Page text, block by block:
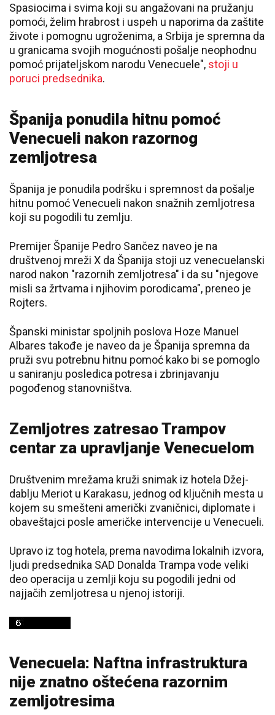
Spasiocima i svima koji su angažovani na pružanju
pomoći, želim hrabrost i uspeh u naporima da zaštite
živote i pomognu ugroženima, a Srbija je spremna da
u granicama svojih mogućnosti pošalje neophodnu
pomoć prijateljskom narodu Venecuele", stoji u
poruci predsednika.
Španija ponudila hitnu pomoć
Venecueli nakon razornog
zemljotresa
Španija je ponudila podršku i spremnost da pošalje
hitnu pomoć Venecueli nakon snažnih zemljotresa
koji su pogodili tu zemlju.
Premijer Španije Pedro Sančez naveo je na
društvenoj mreži X da Španija stoji uz venecuelanski
narod nakon "razornih zemljotresa" i da su "njegove
misli sa žrtvama i njihovim porodicama", preneo je
Rojters.
Španski ministar spoljnih poslova Hoze Manuel
Albares takođe je naveo da je Španija spremna da
pruži svu potrebnu hitnu pomoć kako bi se pomoglo
u saniranju posledica potresa i zbrinjavanju
pogođenog stanovništva.
Zemljotres zatresao Trampov
centar za upravljanje Venecuelom
Društvenim mrežama kruži snimak iz hotela Džej-
dablju Meriot u Karakasu, jednog od ključnih mesta u
kojem su smešteni američki zvaničnici, diplomate i
obaveštajci posle američke intervencije u Venecueli.
Upravo iz tog hotela, prema navodima lokalnih izvora,
ljudi predsednika SAD Donalda Trampa vode veliki
deo operacija u zemlji koju su pogodili jedni od
najjačih zemljotresa u njenoj istoriji.
Venecuela: Naftna infrastruktura
nije znatno oštećena razornim
zemljotresima